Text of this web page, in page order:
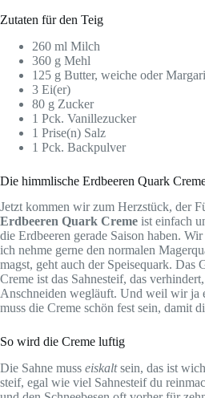
Zutaten für den Teig
260 ml Milch
360 g Mehl
125 g Butter, weiche oder
3 Ei(er)
80 g Zucker
1 Pck. Vanillezucker
1 Prise(n) Salz
1 Pck. Backpulver
Die himmlische Erdbeeren Quark
Jetzt kommen wir zum Herzstück, der
Erdbeeren Quark Creme ist einfach
die Erdbeeren gerade Saison haben.
ich nehme gerne den normalen
magst, geht auch der Speisequark. Das
Creme ist das Sahnesteif, das
Anschneiden wegläuft. Und weil wir ja
muss die Creme schön fest sein, damit
So wird die Creme luftig
Die Sahne muss eiskaltsein, das ist
steif, egal wie viel Sahnesteif du